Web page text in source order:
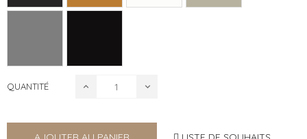
QUANTITÉ